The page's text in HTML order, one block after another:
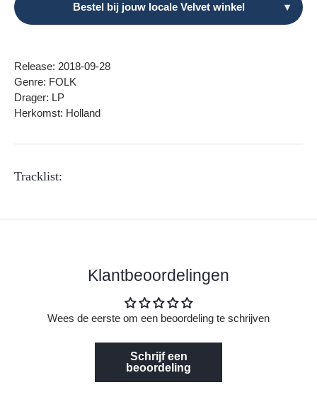
Bestel bij jouw locale Velvet winkel ▾
Release: 2018-09-28
Genre: FOLK
Drager: LP
Herkomst: Holland
Tracklist:
Klantbeoordelingen
Wees de eerste om een beoordeling te schrijven
Schrijf een
beoordeling